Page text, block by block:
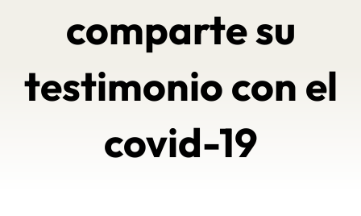
comparte su
testimonio con el
covid-19